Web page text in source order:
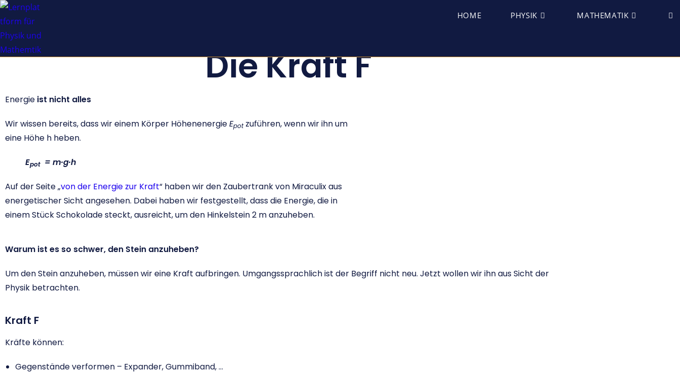
HOME PHYSIK MATHEMATIK
Die Kraft F
Energie ist nicht alles
Wir wissen bereits, dass wir einem Körper HöhenenergieEpotzuführen, wenn wir ihn um
eine Höhe h heben.
Epot = m·g·h
Auf der Seite „von der Energie zur Kraft“ haben wir den Zaubertrank von Miraculix aus
energetischer Sicht angesehen. Dabei haben wir festgestellt, dass die Energie, die in
einem Stück Schokolade steckt, ausreicht, um den Hinkelstein 2 m anzuheben.
Warum ist es so schwer, den Stein anzuheben?
Um den Stein anzuheben, müssen wir eine Kraft aufbringen. Umgangssprachlich ist der Begriff nicht neu. Jetzt wollen wir ihn aus Sicht der
Physik betrachten.
Kraft F
Kräfte können:
Gegenstände verformen – Expander, Gummiband, …